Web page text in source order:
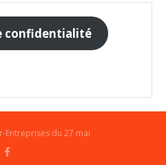
confidentialité
Entreprises du 27 mai